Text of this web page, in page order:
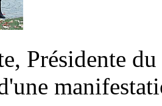
Présidente